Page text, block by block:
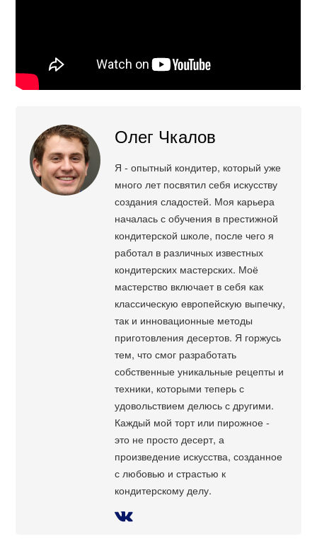
Олег Чкалов
Я - опытный кондитер, который уже
много лет посвятил себя искусству
создания сладостей. Моя карьера
началась с обучения в престижной
кондитерской школе, после чего я
работал в различных известных
кондитерских мастерских. Моё
мастерство включает в себя как
классическую европейскую выпечку,
так и инновационные методы
приготовления десертов. Я горжусь
тем, что смог разработать
собственные уникальные рецепты и
техники, которыми теперь с
удовольствием делюсь с другими.
Каждый мой торт или пирожное -
это не просто десерт, а
произведение искусства, созданное
с любовью и страстью к
кондитерскому делу.